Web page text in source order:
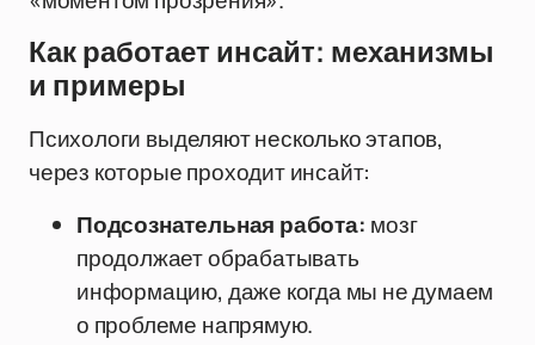
Как работает инсайт: механизмы
и примеры
Психологи выделяют несколько этапов,
через которые проходит инсайт:
Подсознательная работа: мозг
продолжает обрабатывать
информацию, даже когда мы не думаем
о проблеме напрямую.